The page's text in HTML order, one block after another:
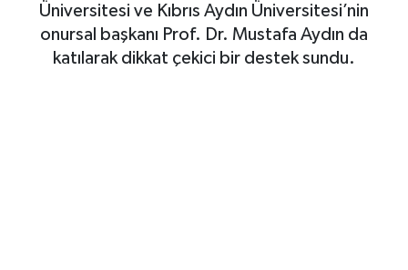
Üniversitesi ve Kıbrıs Aydın Üniversitesi’nin
onursal başkanı Prof. Dr. Mustafa Aydın da
katılarak dikkat çekici bir destek sundu.
Gayrimenkul